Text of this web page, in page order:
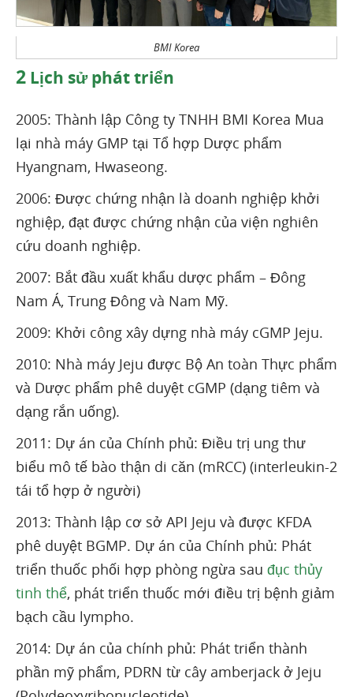
BMI Korea
2 Lịch sử phát triển
2005: Thành lập Công ty TNHH BMI Korea Mua
lại nhà máy GMP tại Tổ hợp Dược phẩm
Hyangnam, Hwaseong.
2006: Được chứng nhận là doanh nghiệp khởi
nghiệp, đạt được chứng nhận của viện nghiên
cứu doanh nghiệp.
2007: Bắt đầu xuất khẩu dược phẩm – Đông
Nam Á, Trung Đông và Nam Mỹ.
2009: Khởi công xây dựng nhà máy cGMP Jeju.
2010: Nhà máy Jeju được Bộ An toàn Thực phẩm
và Dược phẩm phê duyệt cGMP (dạng tiêm và
dạng rắn uống).
2011: Dự án của Chính phủ: Điều trị ung thư
biểu mô tế bào thận di căn (mRCC) (interleukin-2
tái tổ hợp ở người)
2013: Thành lập cơ sở API Jeju và được KFDA
phê duyệt BGMP. Dự án của Chính phủ: Phát
triển thuốc phối hợp phòng ngừa sau đục thủy
tinh thể, phát triển thuốc mới điều trị bệnh giảm
bạch cầu lympho.
2014: Dự án của chính phủ: Phát triển thành
phần mỹ phẩm, PDRN từ cây amberjack ở Jeju